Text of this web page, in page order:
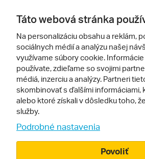
Cestovné kancelárie
Zájezdy.cz
Sledujte nás
Táto webová stránka
Na personalizáciu obsahu a reklám,
sociálnych médií a analýzu našej
využívame súbory cookie.
používate, zdieľame so svojimi
médiá, inzerciu a analýzy. Partneri
skombinovať s ďalšími informáciami,
alebo ktoré získali v dôsledku toho,
služby.
Podrobné nastavenia
Povoliť